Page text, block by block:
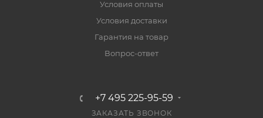
Условия оплаты
Условия доставки
Гарантия на товар
Вопрос-ответ
+7 495 225-95-59
ЗАКАЗАТЬ ЗВОНОК